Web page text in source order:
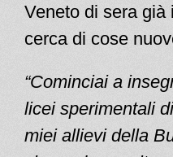
Veneto di sera
cerca di cose
“Cominciai a
licei sperimentali
miei allievi della